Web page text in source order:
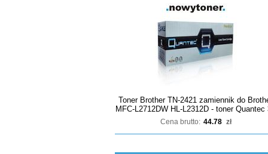
Toner Brother TN-2421 zamiennik do
MFC-L2712DW HL-L2312D - toner Quantec
Cena brutto: 44.78 zł